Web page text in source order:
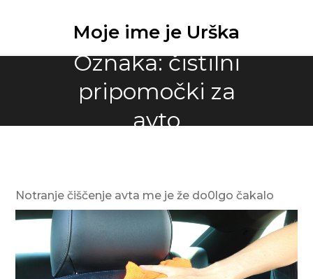
Moje ime je Urška
Oznaka:čistilni
pripomočki za
avto
Notranje čiščenje avta me je že do0lgo čakalo